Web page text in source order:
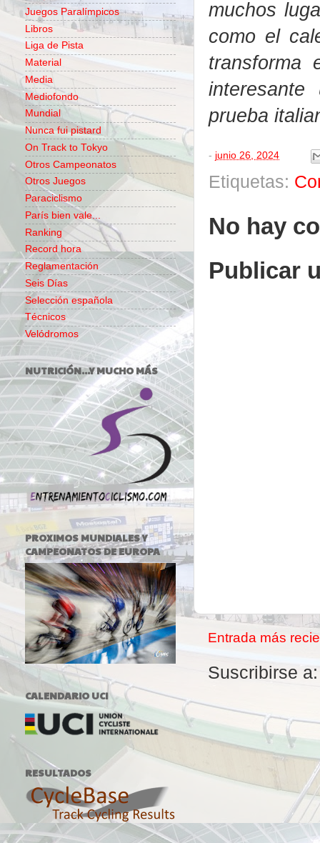
muchos
como el
transforma
interesante
prueba
- junio 26, 2024
Etiquetas:
No hay
Publicar
Entrada más
Suscribirse
Juegos Paralímpicos
Libros
Liga de Pista
Material
Media
Mediofondo
Mundial
Nunca fui pistard
On Track to Tokyo
Otros Campeonatos
Otros Juegos
Paraciclismo
París bien vale...
Ranking
Record hora
Reglamentación
Seis Días
Selección española
Técnicos
Velódromos
NUTRICIÓN...Y MUCHO MÁS
PROXIMOS MUNDIALES Y
CAMPEONATOS DE EUROPA
CALENDARIO UCI
RESULTADOS